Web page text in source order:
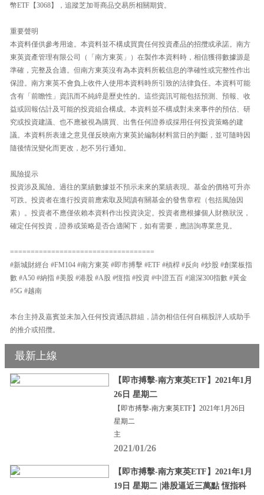
幣ETF【3068】，追蹤芝加哥商品交易所相關期貨。
重要聲明
本資料僅供參考用途。本資料並不構成買賣任何投資產品的招攬或承諾。南方
東英資產管理有限公司（「南方東英」）在製作本資料時，相信獲得數據源是
準確，完整及合適。但南方東英沒有為本資料所載信息的準確性或完整性作出
保證。南方東英不會負上收件人使用本資料時所引致的法律負任。本資料可能
含有「前瞻性」資訊而不純綷是歷史性的。這些資訊可能包括預測、預報、收
益或回報估計及可能的投資組合構成。本資料並不構成對未來事件的預估、研
究或投資建議、也不應被視為購買、出售任何證券或採用任何投資策略的建
議。本資料所表達之意見僅反映南方東英於編制材料當日的判斷，並可隨時因
隨後情況變化而更改，恕不另行通知。
風險提示
投資涉及風險。過往的業績數據並不預示未來的業績表現。基金的價格可升亦
可跌。投資者在進行投資前應索取及閱讀有關基金的發售章程（包括風險因
素）。投資者不應僅依賴本資料作出投資決定。投資者應根據個人財務狀況，
確定任何投資，證券或策略是否合適閣下，如有需要，應諮詢專業意見。
===================================
#新城財經台 #FM104 #南方東英 #即市搏擊 #ETF #槓桿 #反向 #炒股 #創業板指
數 #A50 #納指 #美股 #港股 #A股 #恆指 #投資 #中證五百 #滬深300指數 #黃金
#5G #越南
本台主持及嘉賓並未加入任何投資通訊群組，請勿相信任何自稱股評人或助手
的推介或招攬。
最新上線
【即市搏擊-南方東英ETF】2021年1月
26日 星期二
【即市搏擊-南方東英ETF】2021年1月26日
星期二
主
2021/01/26
【即市搏擊-南方東英ETF】2021年1月
19日 星期二 |港股逼近三萬點 恆指科